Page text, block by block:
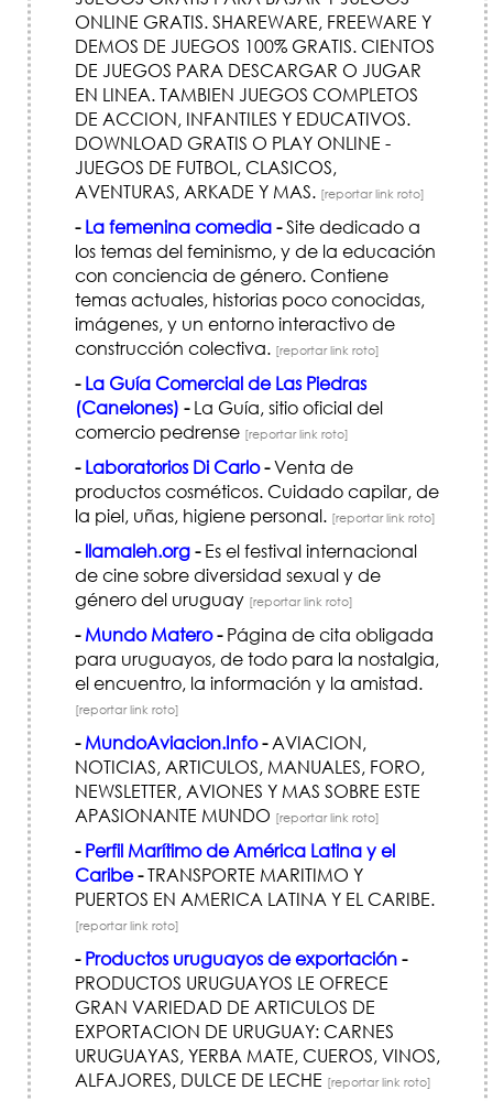
ONLINE GRATIS. SHAREWARE, FREEWARE Y
DEMOS DE JUEGOS 100% GRATIS. CIENTOS
DE JUEGOS PARA DESCARGAR O JUGAR
EN LINEA. TAMBIEN JUEGOS COMPLETOS
DE ACCION, INFANTILES Y EDUCATIVOS.
DOWNLOAD GRATIS O PLAY ONLINE -
JUEGOS DE FUTBOL, CLASICOS,
AVENTURAS, ARKADE Y MAS. [reportar link roto]
- La femenina comedia-Site dedicado a
los temas del feminismo, y de la educación
con conciencia de género. Contiene
temas actuales, historias poco conocidas,
imágenes, y un entorno interactivo de
construcción colectiva. [reportar link roto]
- La Guía Comercial de Las Piedras
(Canelones) -La Guía, sitio oficial del
comercio pedrense [reportar link roto]
- Laboratorios Di Carlo-Venta de
productos cosméticos. Cuidado capilar, de
la piel, uñas, higiene personal. [reportar link roto]
- llamaleh.org-Es el festival internacional
de cine sobre diversidad sexual y de
género del uruguay [reportar link roto]
- Mundo Matero-Página de cita obligada
para uruguayos, de todo para la nostalgia,
el encuentro, la información y la amistad.
[reportar link roto]
- MundoAviacion.Info-AVIACION,
NOTICIAS, ARTICULOS, MANUALES, FORO,
NEWSLETTER, AVIONES Y MAS SOBRE ESTE
APASIONANTE MUNDO [reportar link roto]
- Perfil Marítimo de América Latina y el
Caribe-TRANSPORTE MARITIMO Y
PUERTOS EN AMERICA LATINA Y EL CARIBE.
[reportar link roto]
- Productos uruguayos de exportación-
PRODUCTOS URUGUAYOS LE OFRECE
GRAN VARIEDAD DE ARTICULOS DE
EXPORTACION DE URUGUAY: CARNES
URUGUAYAS, YERBA MATE, CUEROS, VINOS,
ALFAJORES, DULCE DE LECHE [reportar link roto]